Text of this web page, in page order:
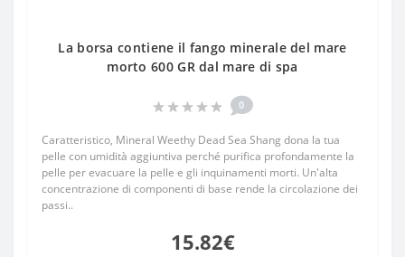
La borsa contiene il fango minerale del mare
morto 600 GR dal mare di spa
0
Caratteristico, Mineral Weethy Dead Sea Shang dona la tua
pelle con umidità aggiuntiva perché purifica profondamente la
pelle per evacuare la pelle e gli inquinamenti morti. Un'alta
concentrazione di componenti di base rende la circolazione dei
passi..
15.82€